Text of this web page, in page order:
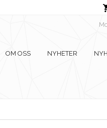
OM OSS NYHETER